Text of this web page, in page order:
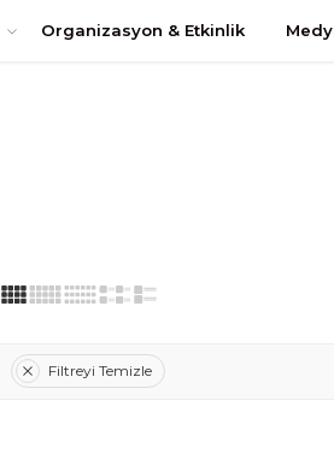
Organizasyon & Etkinlik
Filtreyi Temizle